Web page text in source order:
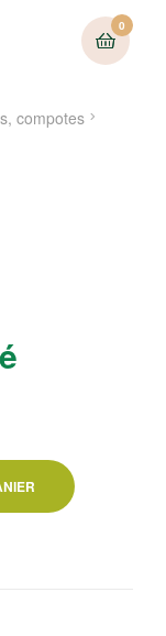
0
compotes